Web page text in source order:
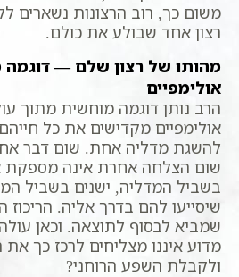
משום כך, רוב הרצונות נשארים
רצון אחד שבולע את כולם.
מהותו של רצון שלם —
אולימפיים
הרב נותן דוגמה מוחשית מתוך
אולימפיים מקדישים את כל
להשגת מדליה אחת. שום דבר
שום הצלחה אחרת אינה מספקת
בשביל המדליה, ישנים בשביל
שיסייעו להם בדרך אליה.
שמביא לבסוף לתוצאה. וכאן
מדוע איננו מצליחים לרכז כך את
ולקבלת השפע הרוחני?